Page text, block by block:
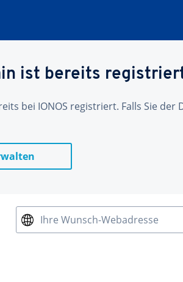
ist bereits
bei IONOS registriert. Falls Sie
Ihre Wunsch-Webadresse